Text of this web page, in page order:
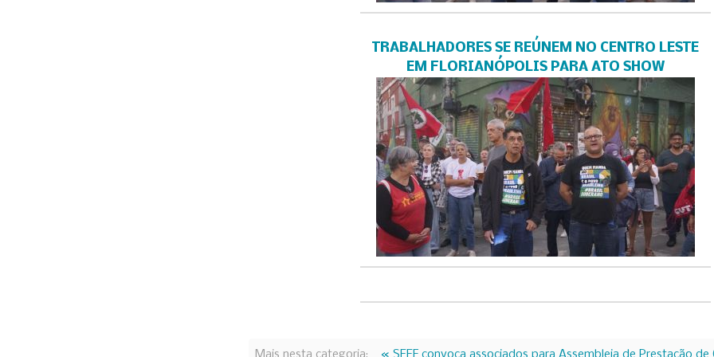
TRABALHADORES SE REÚNEM NO CENTRO LESTE
EM FLORIANÓPOLIS PARA ATO SHOW